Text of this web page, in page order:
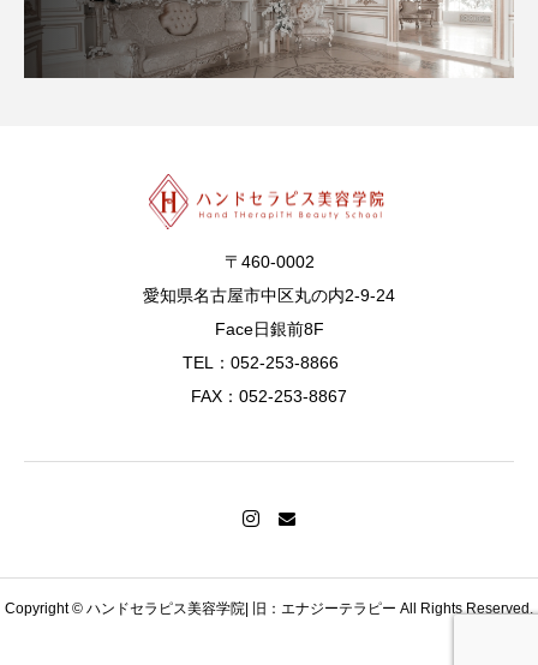
〒460-0002
愛知県名古屋市中区丸の内2-9-24
Face日銀前8F
TEL：052-253-8866
FAX：052-253-8867
Copyright © ハンドセラピス美容学院| 旧：エナジーテラピー All Rights Reserved.